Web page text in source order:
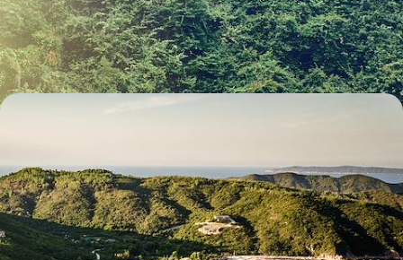
baie de Bai Tu Long, en passant par l'apaisante réserve de Pu Luong
13 jours, de CHF 4000 à CHF 5100
Vivre le meilleur de la côte vietnamienne, entre escales pleines de
charme et paysages enchanteurs
13 jours, de CHF 5800 à CHF 7600